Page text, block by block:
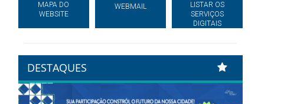
MAPA DO
WEBSITE
WEBMAIL
LISTAR OS
SERVIÇOS
DIGITAIS
DESTAQUES